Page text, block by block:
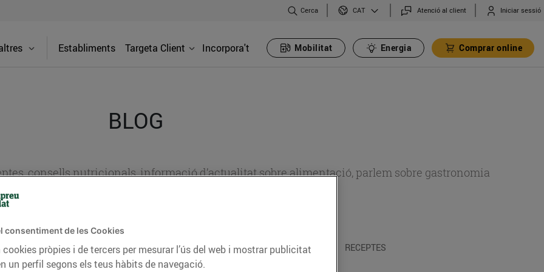
Cerca CAT Atenció al client Iniciar sessió
Establiments Targeta Client Incorpora't Mobilitat Energia Comprar online
BLOG
consells nutricionals, informació d’actualitat sobre alimentació, parlem sobre gastronomia
CONSELLS I HÀBITS SALUDABLES ENERGIA GASTRONOMIA I TRADICIONS RECEPTES
consentiment de les Cookies
pròpies i de tercers per mesurar l’ús del web i mostrar publicitat
un perfil segons els teus hàbits de navegació.